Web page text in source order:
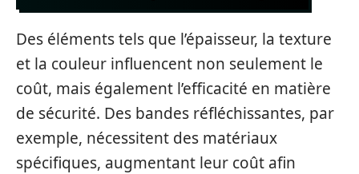
Des éléments tels que l’épaisseur, la texture
et la couleur influencent non seulement le
coût, mais également l’efficacité en matière
de sécurité. Des bandes réfléchissantes, par
exemple, nécessitent des matériaux
spécifiques, augmentant leur coût afin